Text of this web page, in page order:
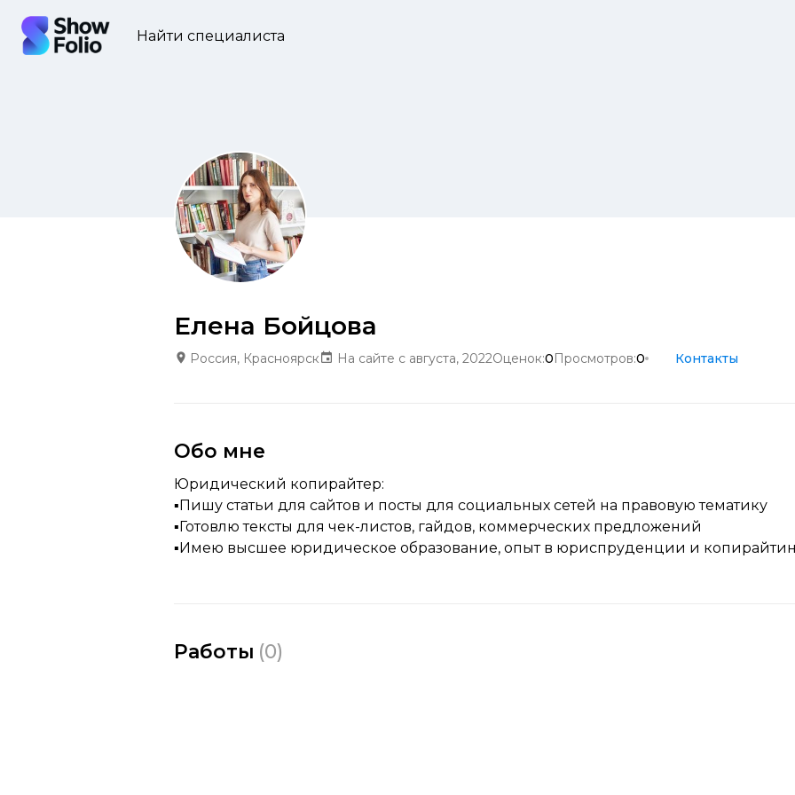
Найти специалиста
Елена Бойцова
Россия, Красноярск На сайте с августа, 2022Оценок:0Просмотров:0 Контакты
Обо мне
Юридический копирайтер:
▪️Пишу статьи для сайтов и посты для социальных сетей на правовую тематику
▪️Готовлю тексты для чек-листов, гайдов, коммерческих предложений
▪️Имею высшее юридическое образование, опыт в юриспруденции и
Работы (0)